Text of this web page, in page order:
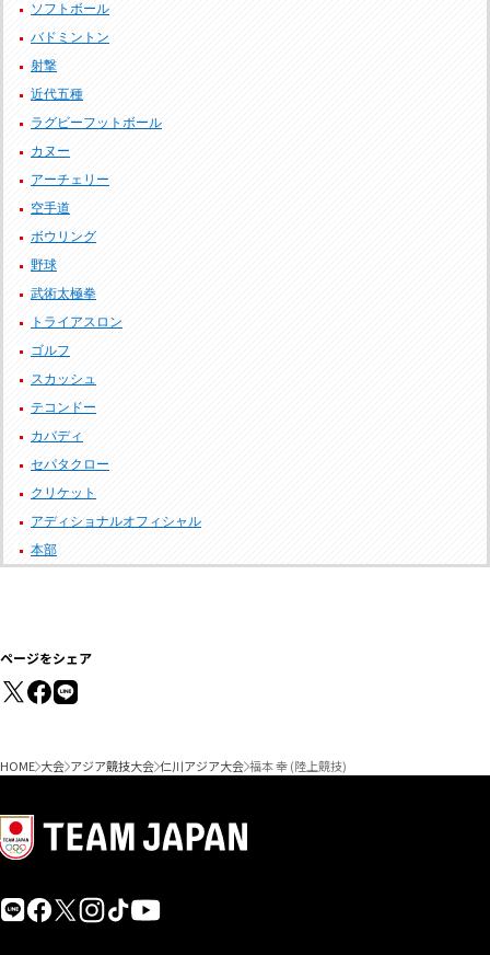
ソフトボール
バドミントン
射撃
近代五種
ラグビーフットボール
カヌー
アーチェリー
空手道
ボウリング
野球
武術太極拳
トライアスロン
ゴルフ
スカッシュ
テコンドー
カバディ
セパタクロー
クリケット
アディショナルオフィシャル
本部
ページをシェア
HOME 大会 アジア競技大会 仁川アジア大会 福本 幸 (陸上競技)